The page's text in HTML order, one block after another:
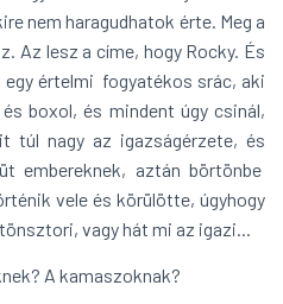
nem haragudhatok érte. Meg a
Az lesz a címe, hogy Rocky. És
értelmi fogyatékos srác, aki
boxol, és mindent úgy csinál,
nagy az igazságérzete, és
embereknek, aztán börtönbe
vele és körülötte, úgyhogy
vagy hát mi az igazi...
A kamaszoknak?